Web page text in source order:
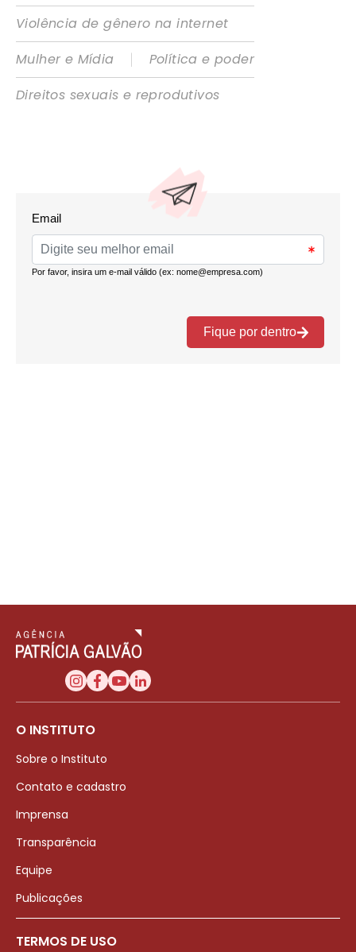
Violência de gênero na internet
Mulher e Mídia
|
Política e poder
Direitos sexuais e reprodutivos
O INSTITUTO
Sobre o Instituto
Contato e cadastro
Imprensa
Transparência
Equipe
Publicações
TERMOS DE USO